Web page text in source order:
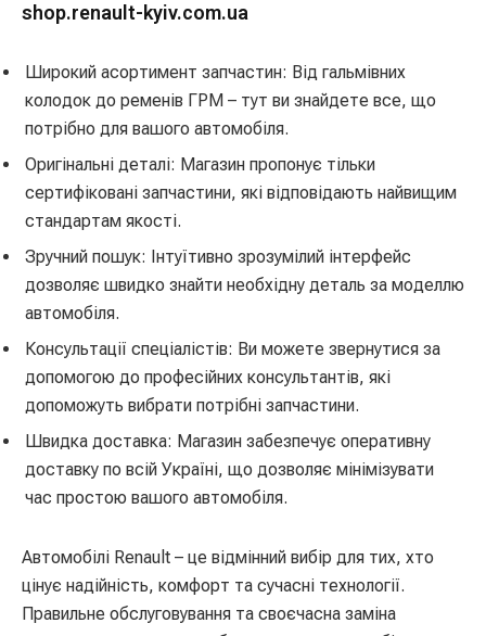
shop.renault-kyiv.com.ua
Широкий асортимент запчастин: Від гальмівних
колодок до ременів ГРМ – тут ви знайдете все, що
потрібно для вашого автомобіля.
Оригінальні деталі: Магазин пропонує тільки
сертифіковані запчастини, які відповідають найвищим
стандартам якості.
Зручний пошук: Інтуїтивно зрозумілий інтерфейс
дозволяє швидко знайти необхідну деталь за моделлю
автомобіля.
Консультації спеціалістів: Ви можете звернутися за
допомогою до професійних консультантів, які
допоможуть вибрати потрібні запчастини.
Швидка доставка: Магазин забезпечує оперативну
доставку по всій Україні, що дозволяє мінімізувати
час простою вашого автомобіля.
Автомобілі Renault – це відмінний вибір для тих, хто
цінує надійність, комфорт та сучасні технології.
Правильне обслуговування та своєчасна заміна